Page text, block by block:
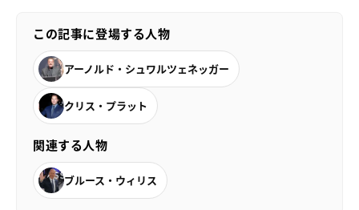
この記事に登場する人物
アーノルド・シュワルツェネッガー
クリス・プラット
関連する人物
ブルース・ウィリス